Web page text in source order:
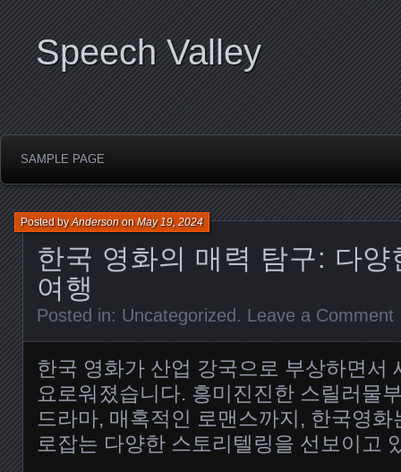
Speech Valley
SAMPLE PAGE
한국 영화의 매력 탐구: 다
여행
Posted byAndersononMay 19, 2024
Posted in: Uncategorized . Leave a Comment
한국 영화가 산업 강국으로 부상하면서
요로워졌습니다. 흥미진진한 스릴러물
드라마, 매혹적인 로맨스까지, 한국영
로잡는 다양한 스토리텔링을 선보이고